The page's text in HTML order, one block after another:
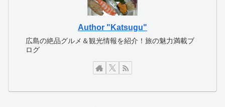
Author "Katsugu"
広島の絶品グルメ＆観光情報を紹介！旅の魅力満載ブ
ログ